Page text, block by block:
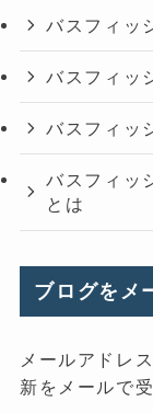
バスフィッ
バスフィッ
バスフィッ
バスフィッ
とは
ブログをメ
メールアドレ
新をメールで